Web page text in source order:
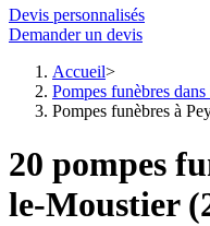
Devis personnalisés
Demander un devis
Accueil
Pompes funèbres
Pompes funèbres à
20 pompes
le-Moustier